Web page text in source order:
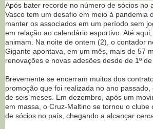
Após bater recorde no número de sócios no
Vasco tem um desafio em meio à pandemia
manter os associados em um período sem
em relação ao calendário esportivo. Até
animam. Na noite de ontem (2), o contador
Gigante apontava, em um mês, mais de 57
renovações e novas adesões desde de 1º de
Brevemente se encerram muitos dos
promoção que foi realizada no ano
de seis meses. Em dezembro, após um
em massa, o Cruz-Maltino se tornou o clube
de sócios no país, chegando a alcançar